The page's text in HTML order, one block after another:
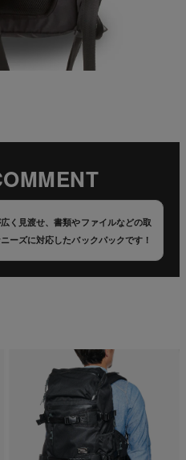
く見渡せ、書類やファイルなどの取
ーズに対応したバックパックです！